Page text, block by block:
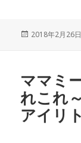
c
e
o
o
k
投
2018年2月26日
ママミ
れこれ
アイリ